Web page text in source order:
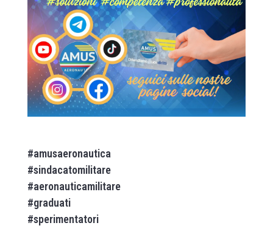
#amusaeronautica
#sindacatomilitare
#aeronauticamilitare
#graduati
#sperimentatori